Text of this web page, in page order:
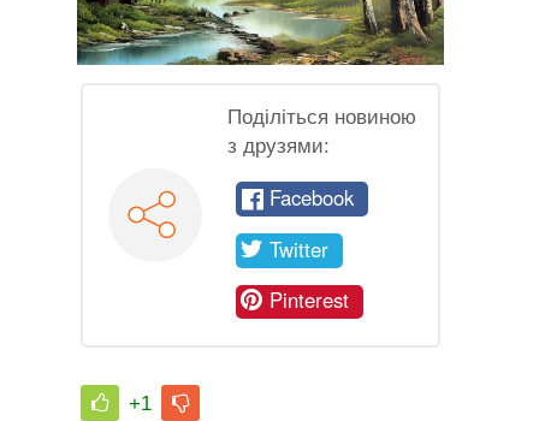
Поділіться новиною
з друзями:
Facebook
Twitter
Pinterest
+1